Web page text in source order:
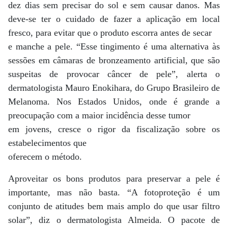
dez dias sem precisar do sol e sem causar danos. Mas
deve-se ter o cuidado de fazer a aplicação em local
fresco, para evitar que o produto escorra antes de secar
e manche a pele. “Esse tingimento é uma alternativa às
sessões em câmaras de bronzeamento artificial, que são
suspeitas de provocar câncer de pele”, alerta o
dermatologista Mauro Enokihara, do Grupo Brasileiro de
Melanoma. Nos Estados Unidos, onde é grande a
preocupação com a maior incidência desse tumor
em jovens, cresce o rigor da fiscalização sobre os
estabelecimentos que
oferecem o método.
Aproveitar os bons produtos para preservar a pele é
importante, mas não basta. “A fotoproteção é um
conjunto de atitudes bem mais amplo do que usar filtro
solar”, diz o dermatologista Almeida. O pacote de